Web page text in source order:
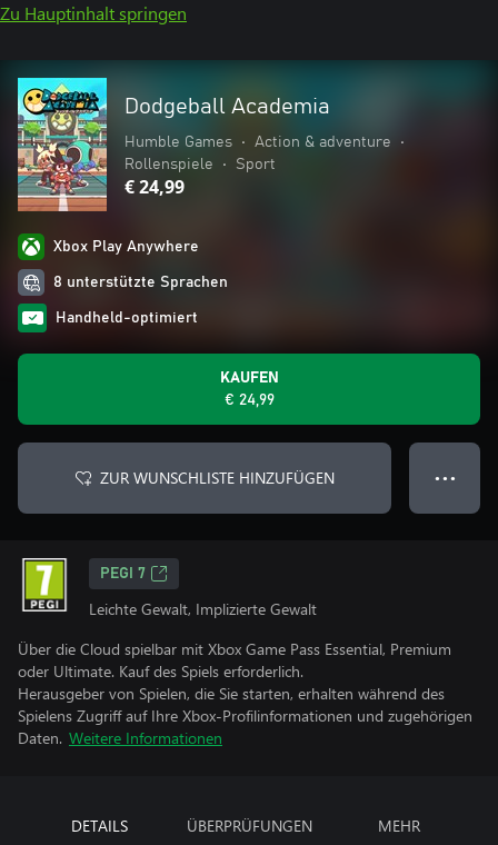
Zu Hauptinhalt springen
Dodgeball Academia
Humble Games • Action & adventure
•
Rollenspiele
• Sport
€ 24,99
Xbox Play Anywhere
8 unterstützte Sprachen
Handheld-optimiert
KAUFEN
€ 24,99
ZUR WUNSCHLISTE HINZUFÜGEN ● ● ●
PEGI 7
Leichte Gewalt, Implizierte Gewalt
Über die Cloud spielbar mit Xbox Game Pass Essential, Premium
oder Ultimate. Kauf des Spiels erforderlich.
Herausgeber von Spielen, die Sie starten, erhalten während des
Spielens Zugriff auf Ihre Xbox-Profilinformationen und zugehörigen
Daten. Weitere Informationen
DETAILS ÜBERPRÜFUNGEN MEHR